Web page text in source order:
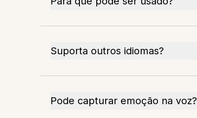
Suporta outros idiomas?
Pode capturar emoção na voz?